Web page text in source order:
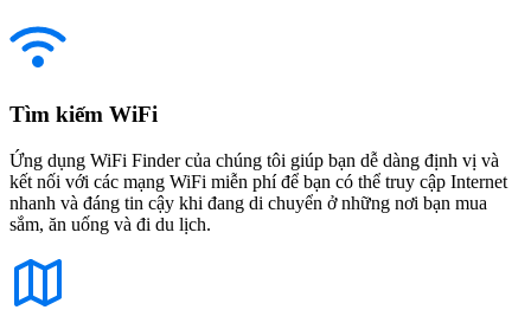
Tìm kiếm WiFi
Ứng dụng WiFi Finder của chúng tôi giúp bạn dễ dàng định vị và
kết nối với các mạng WiFi miễn phí để bạn có thể truy cập Internet
nhanh và đáng tin cậy khi đang di chuyển ở những nơi bạn mua
sắm, ăn uống và đi du lịch.